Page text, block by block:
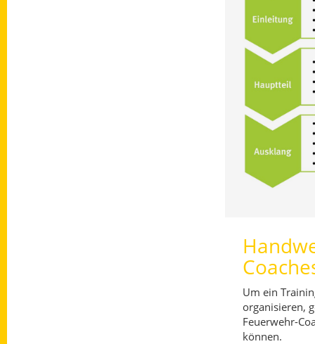
Um ein
organisieren,
Feuerwehr-
können.